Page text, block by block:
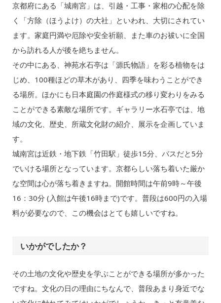
京都府にある「城南宮」は、引越・工事・家相の心配を除
く「方除（ほうよけ）の大社」といわれ、大切にされてい
ます。家庭円満や厄除や安全祈願、また車のお祓いに全国
から訪れる人が後を絶ちません。
その中にある、神苑水石亭は「源氏物語」を彩る植物をは
じめ、100種ほどの草木があり、四季を味わうことができ
る場所。ほかにも日本庭園の作庭様式の移り変わりをみる
ことができる素敵な場所です。ギャラリー水石亭では、地
域の文化、歴史、所蔵文化財の紹介、展示を企画していま
す。
城南宮は近鉄・地下鉄「竹田駅」徒歩15分、バスだと5分
でいける場所となっています。京都らしい落ち着いた厳か
な空間は心が落ち着きますね。開館時間は午前9時～午後
16：30分 (入館は午後16時まで)です。普段は600円の入場
料が必要なので、この機会はとても嬉しいですね。
いかがでしたか？
その土地の文化や歴史を学ぶことができる場所が多かった
ですね。文化の日の理由にちなんで、普段あまり身近でな